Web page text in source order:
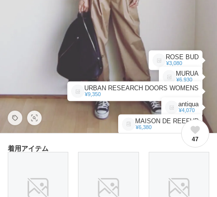
ROSE BUD
¥3,080
MURUA
¥6,930
URBAN RESEARCH DOORS WOMENS
¥9,350
antiqua
¥4,070
MAISON DE REEFUR
¥6,380
47
着用アイテム